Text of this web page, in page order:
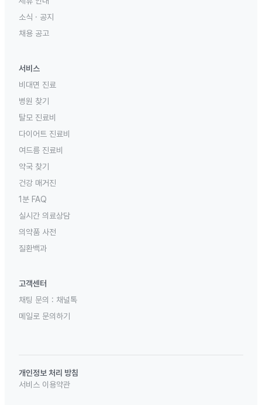
소식 · 공지
채용 공고
서비스
비대면 진료
병원 찾기
탈모 진료비
다이어트 진료비
여드름 진료비
약국 찾기
건강 매거진
1분 FAQ
실시간 의료상담
의약품 사전
질환백과
고객센터
채팅 문의 : 채널톡
메일로 문의하기
개인정보 처리 방침
서비스 이용약관